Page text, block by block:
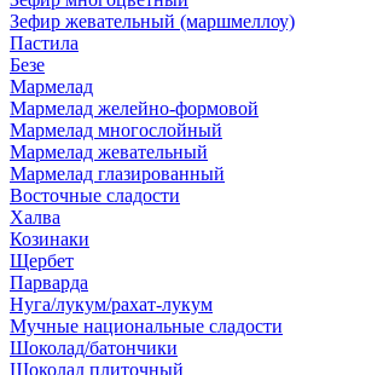
Зефир жевательный (маршмеллоу)
Пастила
Безе
Мармелад
Мармелад желейно-формовой
Мармелад многослойный
Мармелад жевательный
Мармелад глазированный
Восточные сладости
Халва
Козинаки
Щербет
Парварда
Нуга/лукум/рахат-лукум
Мучные национальные сладости
Шоколад/батончики
Шоколад плиточный